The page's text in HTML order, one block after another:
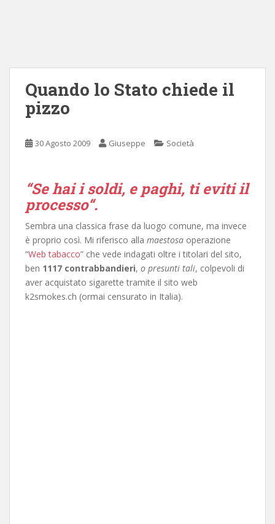
Quando lo Stato chiede il
pizzo
30 Agosto 2009 Giuseppe Società
“Se hai i soldi, e paghi, ti eviti il
processo“.
Sembra una classica frase da luogo comune, ma invece
è proprio così. Mi riferisco alla maestosa operazione
“Web tabacco” che vede indagati oltre i titolari del sito,
ben 1117 contrabbandieri, o presunti tali, colpevoli di
aver acquistato sigarette tramite il sito web
k2smokes.ch (ormai censurato in Italia).